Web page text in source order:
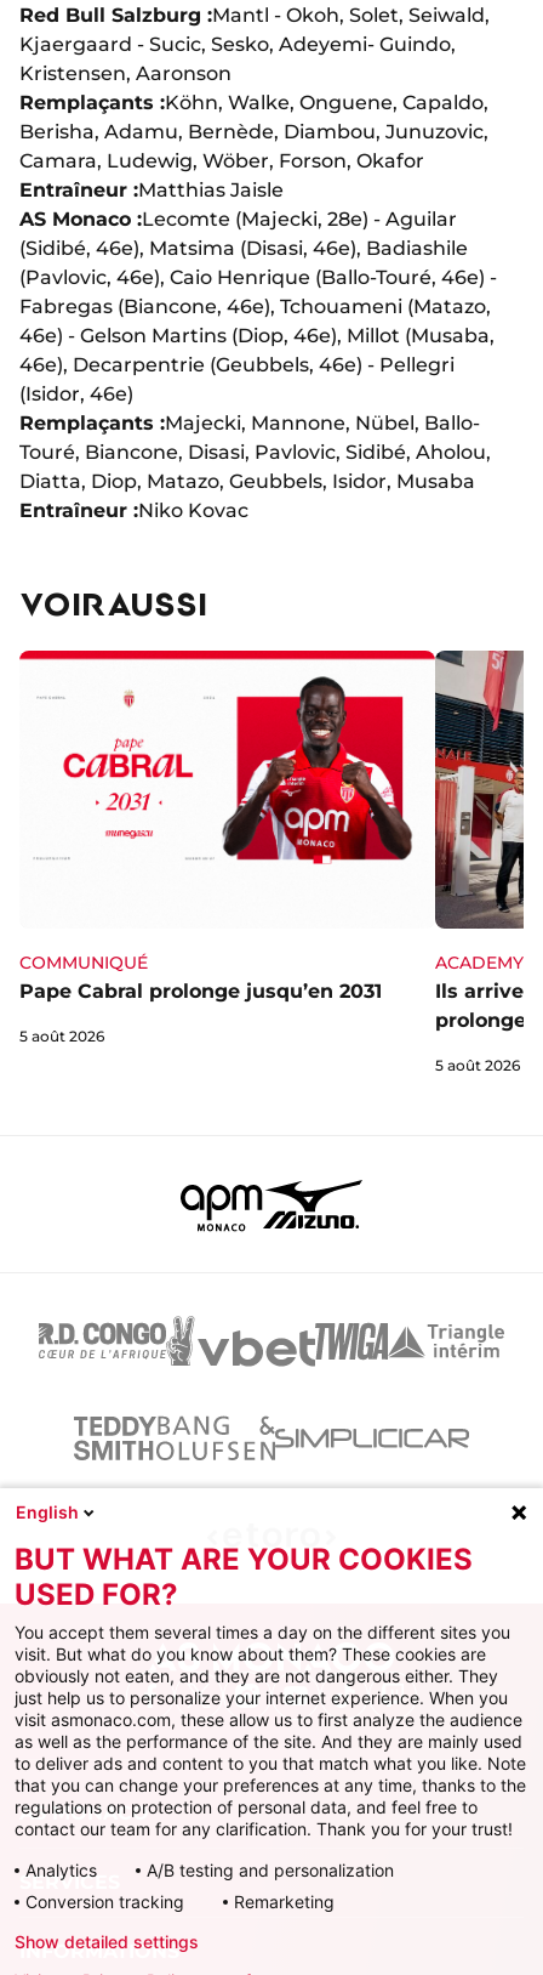
Red Bull Salzburg :Mantl - Okoh, Solet, Seiwald,
Kjaergaard - Sucic, Sesko, Adeyemi- Guindo,
Kristensen, Aaronson
Remplaçants :Köhn, Walke, Onguene, Capaldo,
Berisha, Adamu, Bernède, Diambou, Junuzovic,
Camara, Ludewig, Wöber, Forson, Okafor
Entraîneur :Matthias Jaisle
AS Monaco :Lecomte (Majecki, 28e) - Aguilar
(Sidibé, 46e), Matsima (Disasi, 46e), Badiashile
(Pavlovic, 46e), Caio Henrique (Ballo-Touré, 46e) -
Fabregas (Biancone, 46e), Tchouameni (Matazo,
46e) - Gelson Martins (Diop, 46e), Millot (Musaba,
46e), Decarpentrie (Geubbels, 46e) - Pellegri
(Isidor, 46e)
Remplaçants :Majecki, Mannone, Nübel, Ballo-
Touré, Biancone, Disasi, Pavlovic, Sidibé, Aholou,
Diatta, Diop, Matazo, Geubbels, Isidor, Musaba
Entraîneur :Niko Kovac
VOIR AUSSI
COMMUNIQUÉ
Pape Cabral prolonge jusqu’en 2031
5 août 2026
ACADEMY
Ils
5 août 2026
Facebook
X Instagram
YoutubeTikTokTwitch
AS MONACO
SERVICES
INFORMATIONS
English
BUT WHAT ARE YOUR COOKIES
USED FOR?
You accept them several times a day on the different sites you
visit. But what do you know about them? These cookies are
obviously not eaten, and they are not dangerous either. They
just help us to personalize your internet experience. When you
visit asmonaco.com, these allow us to first analyze the audience
as well as the performance of the site. And they are mainly used
to deliver ads and content to you that match what you like. Note
that you can change your preferences at any time, thanks to the
regulations on protection of personal data, and feel free to
contact our team for any clarification. Thank you for your trust!
Analytics
A/B testing and personalization
Conversion tracking
Remarketing
Show detailed settings